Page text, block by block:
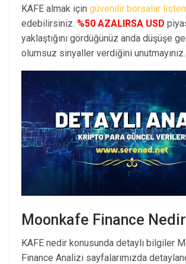
KAFE almak için güvenilir borsalar
edebilirsiniz. %50 AZALIRSA USD
yaklaştığını gördüğünüz anda düşüşe
olumsuz sinyaller verdiğini unutmayınız.
Moonkafe Finance Nedir
KAFE nedir konusunda detaylı bilgiler
Finance Analizi sayfalarımızda